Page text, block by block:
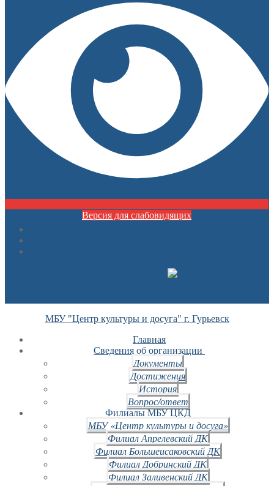
Версия для слабовидящих
МБУ "Центр культуры и досуга" г. Гурьевск
Главная
Сведения об организации
Документы
Достижения
История
Вопрос/ответ
Филиалы МБУ ЦКД
МБУ «Центр культуры и досуга»
Филиал Апрелевский ДК
Филиал Большеисаковский ДК
Филиал Добринский ДК
Филиал Заливенский ДК